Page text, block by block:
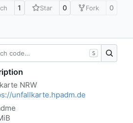
1 Star 0 Fork 0
S
NRW
unfallkarte.hpadm.de